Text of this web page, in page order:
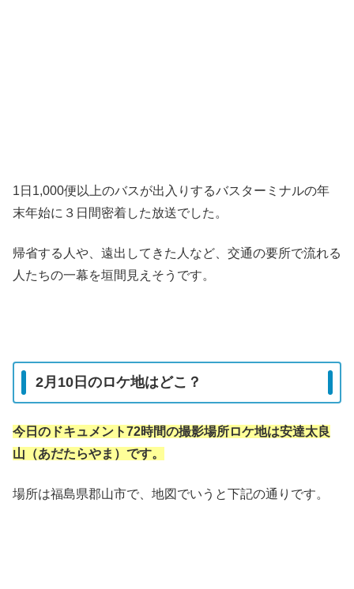
1日1,000便以上のバスが出入りするバスターミナルの年
末年始に３日間密着した放送でした。
帰省する人や、遠出してきた人など、交通の要所で流れる
人たちの一幕を垣間見えそうです。
2月10日のロケ地はどこ？
今日のドキュメント72時間の撮影場所ロケ地は安達太良
山（あだたらやま）です。
場所は福島県郡山市で、地図でいうと下記の通りです。